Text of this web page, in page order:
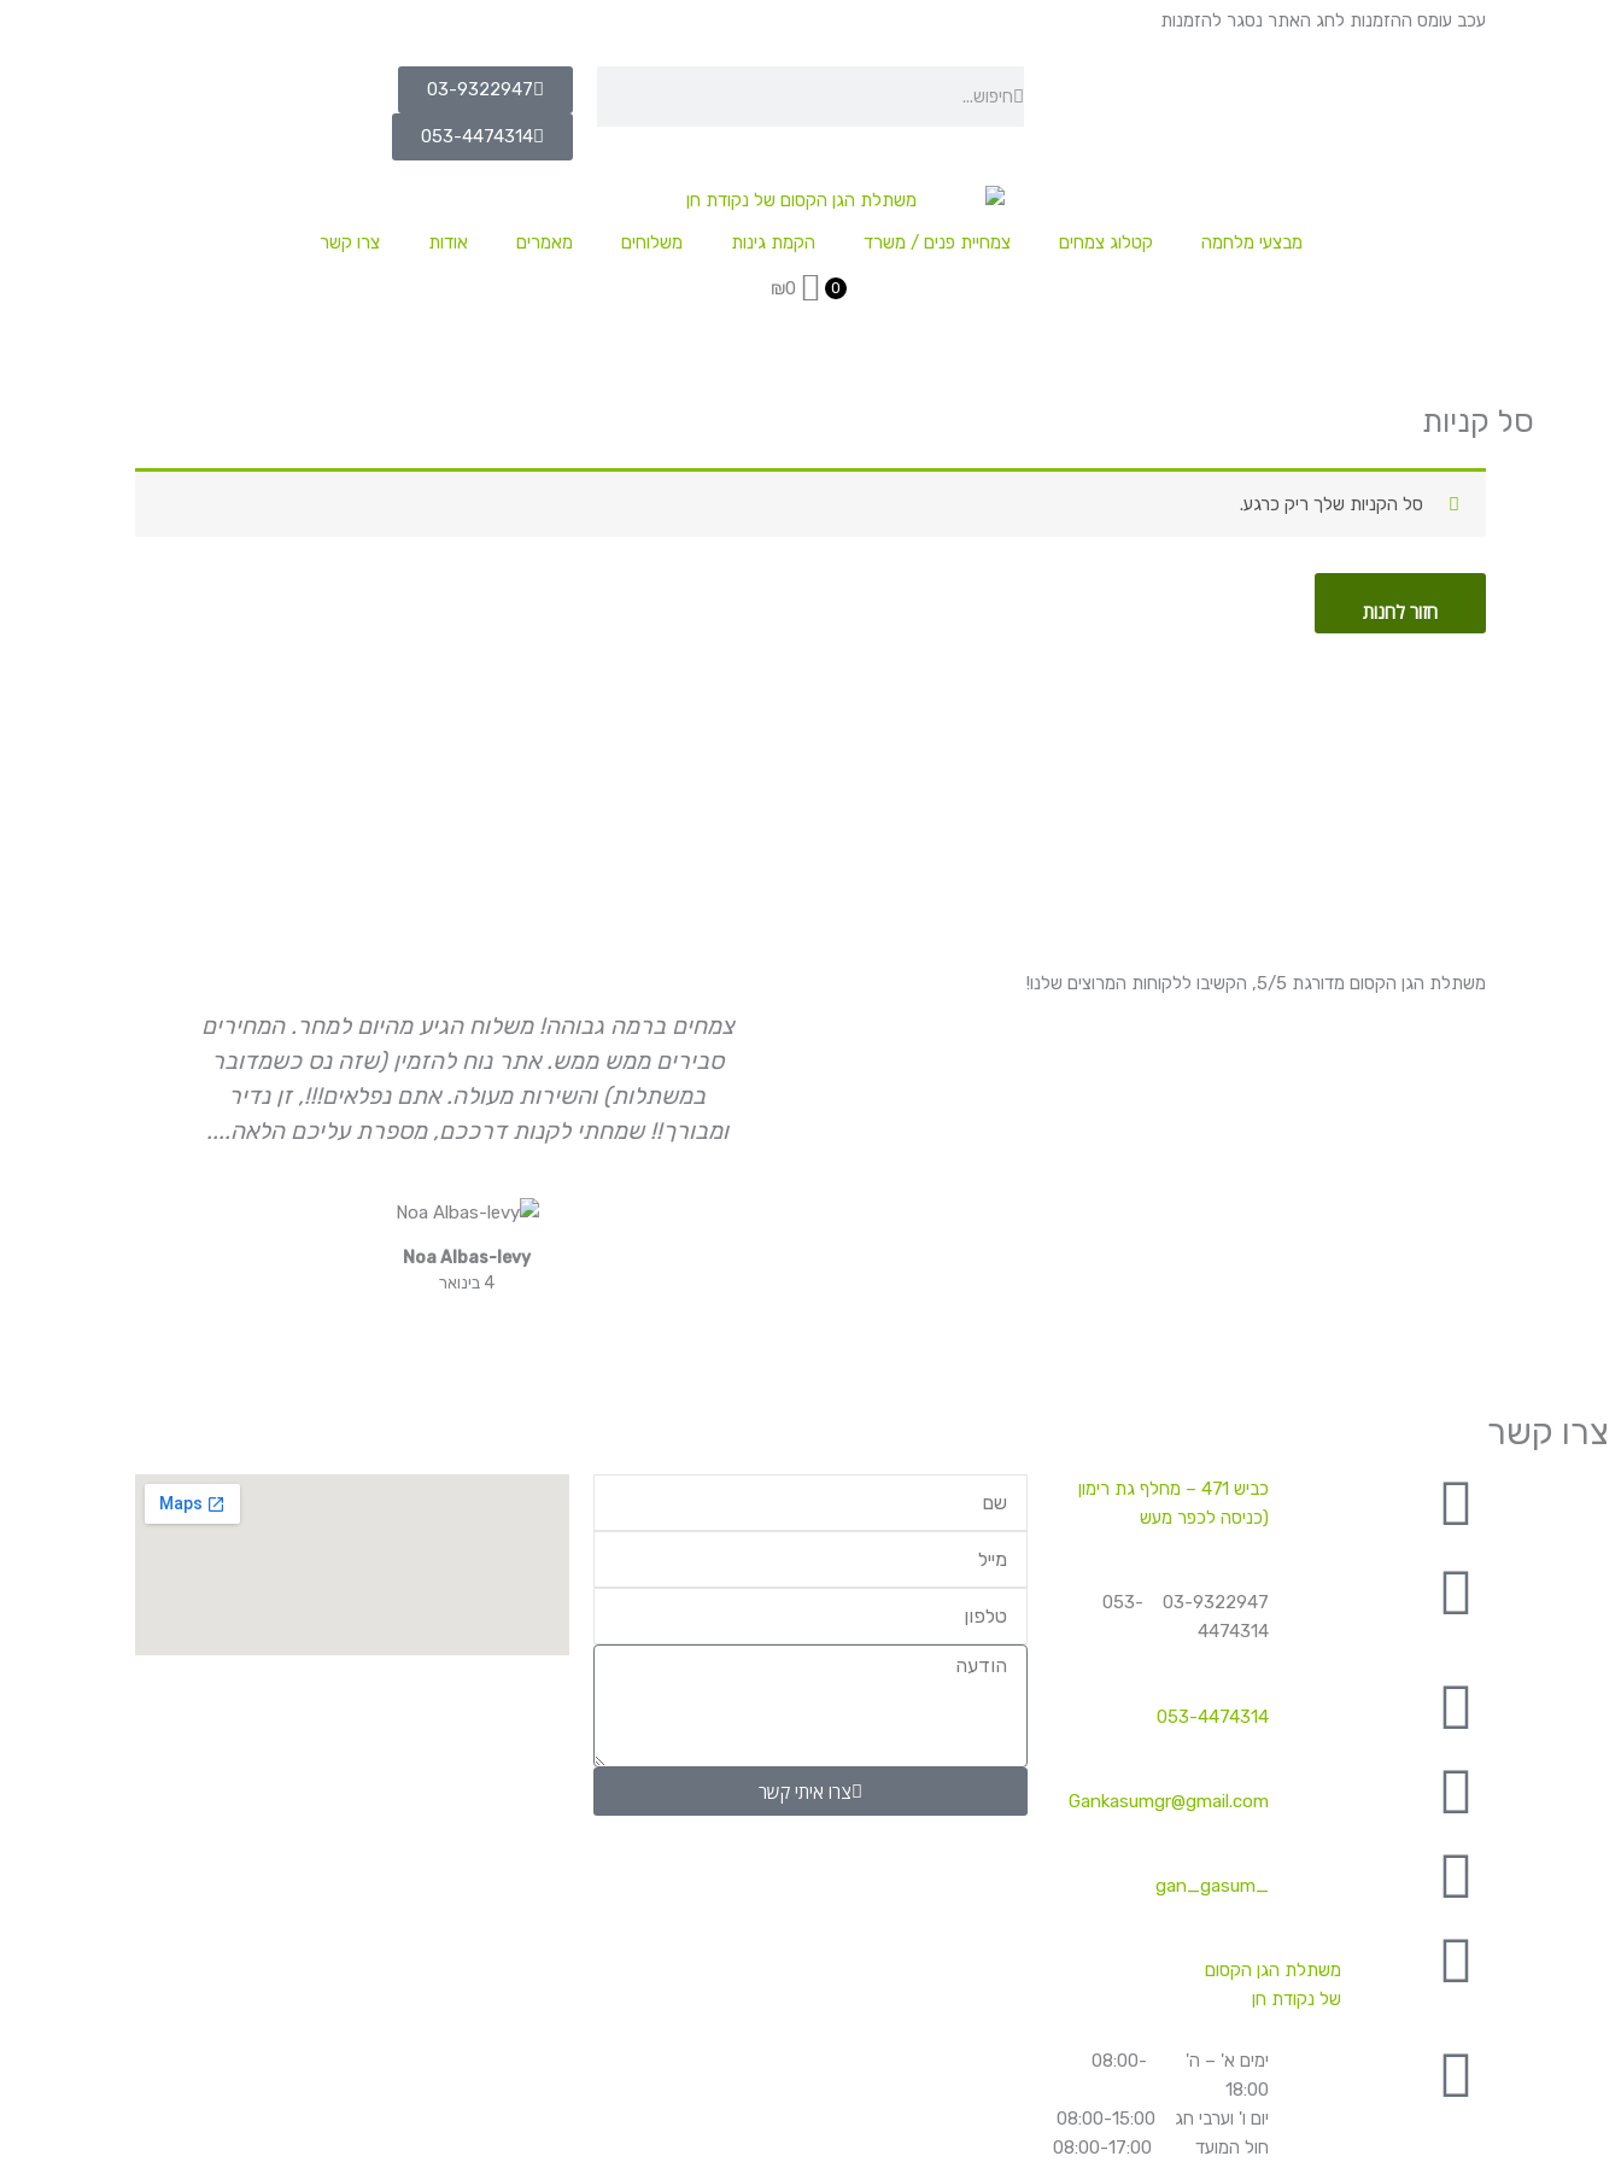
עכב עומס ההזמנות לחג האתר נסגר להזמנות
03-9322947
053-4474314
מבצעי מלחמה קטלוג צמחים צמחיית פנים / משרד הקמת גינות משלוחים מאמרים אודות צרו קשר
0
₪0
סל קניות
סל הקניות שלך ריק כרגע.
חזור לחנות
משתלת הגן הקסום מדורגת 5/5, הקשיבו ללקוחות המרוצים שלנו!
צמחים ברמה גבוהה! משלוח הגיע מהיום למחר. המחירים
סבירים ממש ממש. אתר נוח להזמין (שזה נס כשמדובר
במשתלות) והשירות מעולה. אתם נפלאים!!!, זן נדיר
ומבורך!! שמחתי לקנות דרככם, מספרת עליכם הלאה....
Noa Albas-levy
4 בינואר
צרו קשר
כביש 471 – מחלף גת רימון
(כניסה לכפר מעש
03-9322947 053-
4474314
053-4474314
Gankasumgr@gmail.com
_gan_gasum
משתלת הגן הקסום
של נקודת חן
ימים א' – ה' 08:00-
18:00
יום ו' וערבי חג 08:00-15:00
חול המועד 08:00-17:00
צרו איתי קשר